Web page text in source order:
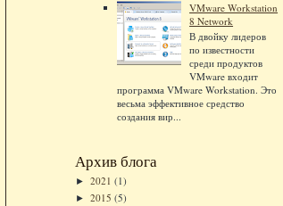
VMware Workstation
8 Network
В двойку лидеров
по известности
среди продуктов
VMware входит
программа VMware Workstation. Это
весьма эффективное средство
создания вир...
Архив блога
► 2021 (1)
► 2015 (5)